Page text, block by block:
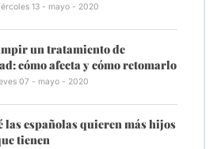
13 - mayo - 2020
un tratamiento de
cómo afecta y cómo retomarlo
07 - mayo - 2020
las españolas quieren más hijos
tienen